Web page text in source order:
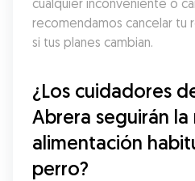
cualquier inconveniente o
recomendamos cancelar tu
si tus planes cambian.
¿Los cuidadores
Abrera seguirán
alimentación
perro?